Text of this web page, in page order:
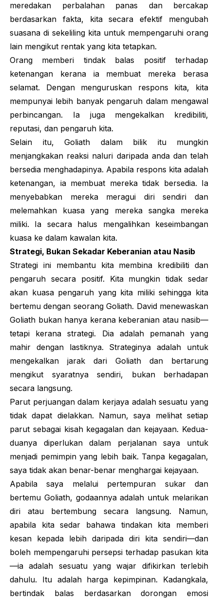
meredakan perbalahan panas dan bercakap
berdasarkan fakta, kita secara efektif mengubah
suasana di sekeliling kita untuk mempengaruhi orang
lain mengikut rentak yang kita tetapkan.
Orang memberi tindak balas positif terhadap
ketenangan kerana ia membuat mereka berasa
selamat. Dengan menguruskan respons kita, kita
mempunyai lebih banyak pengaruh dalam mengawal
perbincangan. Ia juga mengekalkan kredibiliti,
reputasi, dan pengaruh kita.
Selain itu, Goliath dalam bilik itu mungkin
menjangkakan reaksi naluri daripada anda dan telah
bersedia menghadapinya. Apabila respons kita adalah
ketenangan, ia membuat mereka tidak bersedia. Ia
menyebabkan mereka meragui diri sendiri dan
melemahkan kuasa yang mereka sangka mereka
miliki. Ia secara halus mengalihkan keseimbangan
kuasa ke dalam kawalan kita.
Strategi, Bukan Sekadar Keberanian atau Nasib
Strategi ini membantu kita membina kredibiliti dan
pengaruh secara positif. Kita mungkin tidak sedar
akan kuasa pengaruh yang kita miliki sehingga kita
bertemu dengan seorangGoliath. David menewaskan
Goliath bukan hanya kerana keberanian atau nasib—
tetapi kerana strategi. Dia adalah pemanah yang
mahir dengan lastiknya. Strateginya adalah untuk
mengekalkan jarak dari Goliath dan bertarung
mengikut syaratnya sendiri, bukan berhadapan
secara langsung.
Parut perjuangan dalam kerjaya adalah sesuatu yang
tidak dapat dielakkan. Namun, saya melihat setiap
parut sebagai kisah kegagalan dan kejayaan. Kedua-
duanya diperlukan dalam perjalanan saya untuk
menjadi pemimpin yang lebih baik. Tanpa kegagalan,
saya tidak akan benar-benar menghargai kejayaan.
Apabila saya melalui pertempuran sukar dan
bertemu Goliath, godaannya adalah untuk melarikan
diri atau bertembung secara langsung. Namun,
apabila kita sedar bahawa tindakan kita memberi
kesan kepada lebih daripada diri kita sendiri—dan
boleh mempengaruhi persepsi terhadap pasukan kita
—ia adalah sesuatu yang wajar difikirkan terlebih
dahulu. Itu adalah harga kepimpinan. Kadangkala,
bertindak balas berdasarkan dorongan emosi